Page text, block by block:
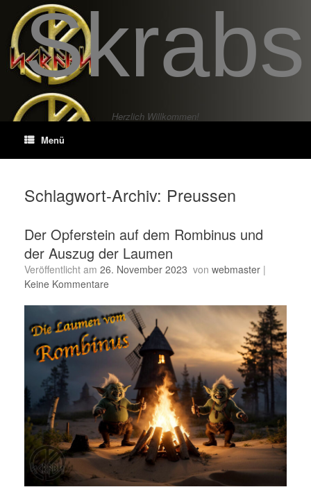
Inhalt
springenSkrabs
Herzlich Willkommen!
Menü
Schlagwort-Archiv: Preussen
Der Opferstein auf dem Rombinus und
der Auszug der Laumen
Veröffentlicht am 26. November 2023 von webmaster |
Keine Kommentare